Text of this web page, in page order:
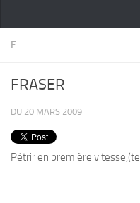
ACTUALITÉ
PRODUITS
F
FRASER
DU 20 MARS 2009
Pétrir en première